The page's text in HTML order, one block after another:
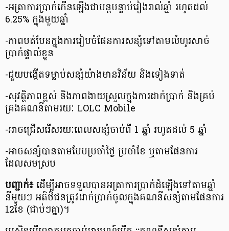
-អត្រាការប្រាក់កើនឡើងជាបន្តបន្ទាប់រៀងរាល់ឆ្នាំ រហូតដល់
6.25% ក្នុងមួយឆ្នាំ
-ភាពបត់បែនក្នុងការរៀបចំផែនការសន្សំទៅតាមលំហូរសាច់
ប្រាក់ផ្ទាល់ខ្លួន
-ជួយបង្កើតទម្លាប់សន្សំយ៉ាងមានវិន័យ និងទៀងទាត់
-សុវត្ថិភាពខ្ពស់ និងភាពងាយស្រួលក្នុងការដាក់ប្រាក់ និងគ្រប់
គ្រងគណនីតាមរយៈ LOLC Mobile
-អាចជ្រើសរើសរយៈពេលសន្សំចាប់ពី 1 ឆ្នាំ រហូតដល់ 5 ឆ្នាំ
-អាចសន្សំបានតាមបែបប្រចាំថ្ងៃ ប្រចាំខែ ឬតាមផែនការ
ដែលសមស្រប
បញ្ជាក់៖ដើម្បីអាចទទួលបានអត្រាការប្រាក់ដំឡើងទៅតាមឆ្នាំ
នីមួយៗ អតិថិជនត្រូវដាក់ប្រាក់ចូលក្នុងគណនីសន្សំតាមផែនការ
12ខែ (ជាប់ៗគ្នា)។